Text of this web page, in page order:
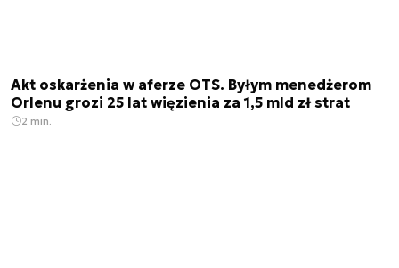
Akt oskarżenia w aferze OTS. Byłym menedżerom
Orlenu grozi 25 lat więzienia za 1,5 mld zł strat
2 min.